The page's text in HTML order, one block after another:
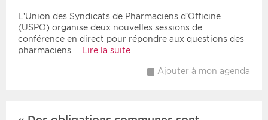
L’Union des Syndicats de Pharmaciens d’Officine
(USPO) organise deux nouvelles sessions de
conférence en direct pour répondre aux questions des
pharmaciens… Lire la suite
Ajouter à mon agenda